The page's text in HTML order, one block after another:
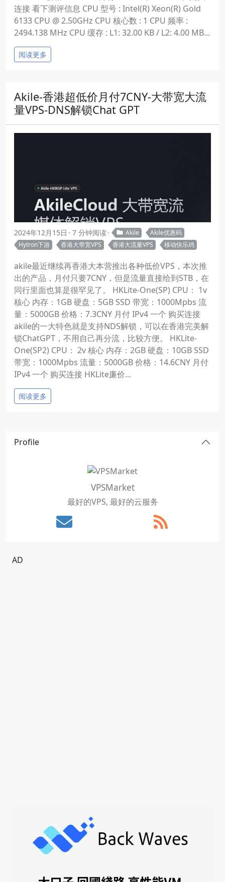
连接 看下测评信息 CPU 型号 : Intel(R) Xeon(R) Gold
6133 CPU @ 2.50GHz CPU 核心数 : 1 CPU 频率 :
2494.138 MHz CPU 缓存 : L1: 32.00 KB / L2: 4.00 MB...
阅读更多
Akile-香港超低价月付7CNY-大带宽大流
量VPS-DNS解锁Chat GPT
2024年12月15日 7 分钟阅读 Akile
Akile优惠码
Hytron下游
香港大带宽VPS 香港大流量VPS 移动快乐鸡
akile最近继续再香港大本营推出各种低价VPS，本次推
出的产品，月付只要7CNY，但是流量直接给到5TB，在
同行里面也算是很罕见了。 HKLite-One(SP) CPU： 1v
核心 内存：1GB 硬盘：5GB SSD 带宽：1000Mpbs 流
量：5000GB 价格：7.3CNY 月付 IPv4 一个 购买连接
akile的一大特色就是支持NDS解锁，可以在香港完美解
锁ChatGPT，不用自己再分流，比较方便。 HKLite-
One(SP2) CPU： 2v 核心 内存：2GB 硬盘：10GB SSD
带宽：1000Mpbs 流量：5000GB 价格：14.6CNY 月付
IPv4 一个 购买连接 HKLite廉价...
阅读更多
Profile
VPSMarket
最好的VPS, 最好的云服务
AD